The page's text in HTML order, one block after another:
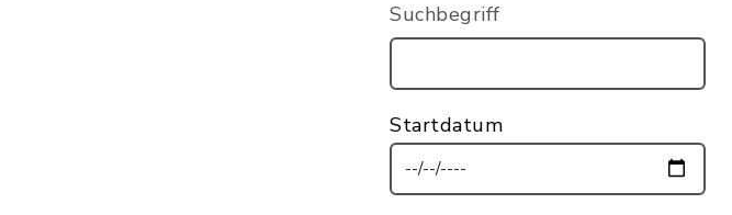
Suchbegriff
Startdatum